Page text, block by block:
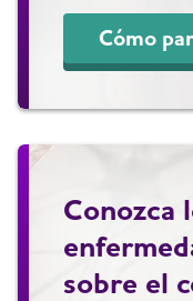
Cómo
Conozca
sobre el